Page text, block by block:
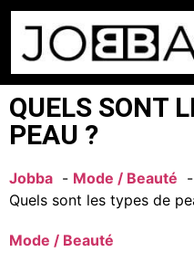
QUELS SONT
PEAU ?
Jobba
Mode / Beauté
Quels sont les types de
Mode / Beauté